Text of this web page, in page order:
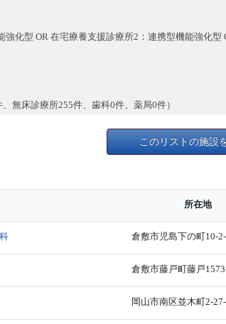
化型 OR 在宅療養支援診療所2：連携型機能強化型
無床診療所255件、歯科0件、薬局0件）
このリストの施設
所在地
倉敷市児島下の町10-
倉敷市藤戸町藤戸
岡山市南区並木町2-